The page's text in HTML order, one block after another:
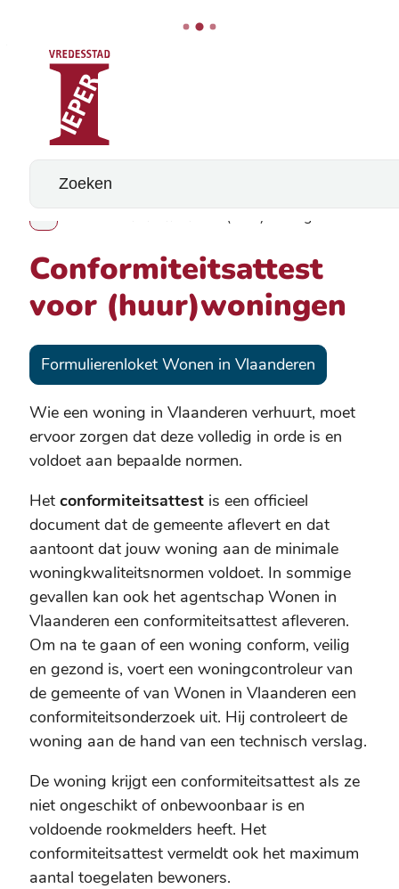
Naar inhoud
Stad Ieper
Wat zoek je?
Toon alle broodkruimel items
Conformiteitsattest voor (huur)woningen
Conformiteitsattest
voor (huur)woningen
Formulierenloket Wonen in Vlaanderen
Wie een woning in Vlaanderen verhuurt, moet
ervoor zorgen dat deze volledig in orde is en
voldoet aan bepaalde normen.
Het conformiteitsattest is een officieel
document dat de gemeente aflevert en dat
aantoont dat jouw woning aan de minimale
woningkwaliteitsnormen voldoet. In sommige
gevallen kan ook het agentschap Wonen in
Vlaanderen een conformiteitsattest afleveren.
Om na te gaan of een woning conform, veilig
en gezond is, voert een woningcontroleur van
de gemeente of van Wonen in Vlaanderen een
conformiteitsonderzoek uit. Hij controleert de
woning aan de hand van een technisch verslag.
De woning krijgt een conformiteitsattest als ze
niet ongeschikt of onbewoonbaar is en
voldoende rookmelders heeft. Het
conformiteitsattest vermeldt ook het maximum
aantal toegelaten bewoners.